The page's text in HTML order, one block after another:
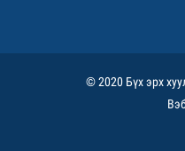
© 2020 Бүх эрх